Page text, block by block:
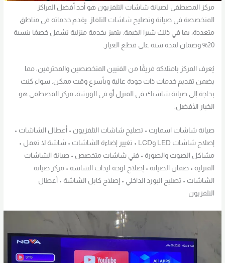
مركز المصطفى لصيانة شاشات التلفزيون هو أحد أفضل المراكز
المتخصصة في صيانة وتصليح شاشات التلفاز. يقدم خدماته في مناطق
متعددة، بما في ذلك شبرا الخيمة. يتميز بخدمة منزلية تشمل خصمًا بنسبة
20% وضمان لمدة سنة على قطع الغيار.
يُعرف المركز بامتلاكه فريقًا من الفنيين المتخصصين والمحترفين، مما
يضمن تقديم خدمات ذات جودة عالية وبأسرع وقت ممكن. سواء كنت
بحاجة إلى صيانة شاشتك في المنزل أو في الورشة، مركز المصطفى هو
الخيار الأفضل.
صيانة شاشات اسمارت • تصليح شاشات التلفزيون • أعطال الشاشات •
إصلاح شاشات LED وLCD • تغيير إضاءة الشاشات • شاشة لا تعمل •
مشاكل الصوت والصورة • فني شاشات متخصص • صيانة الشاشات
المنزلية • ضمان الصيانة • إصلاح لوحة ليدات الشاشة • مركز صيانة
الشاشات • تصليح البورد الداخلي • إصلاح كابل الشاشة • أعطال
التلفزيون